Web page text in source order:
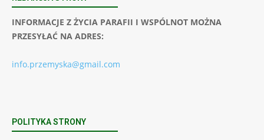
INFORMACJE Z ŻYCIA PARAFII I WSPÓLNOT MOŻNA
PRZESYŁAĆ NA ADRES:
info.przemyska@gmail.com
POLITYKA STRONY